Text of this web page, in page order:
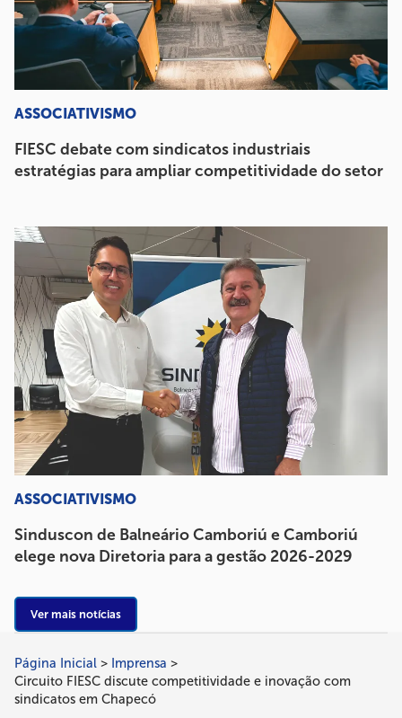
ASSOCIATIVISMO
FIESC debate com sindicatos industriais
estratégias para ampliar competitividade do setor
ASSOCIATIVISMO
Sinduscon de Balneário Camboriú e Camboriú
elege nova Diretoria para a gestão 2026-2029
Ver mais notícias
Trilha
de
Página Inicial
Imprensa
Circuito FIESC discute competitividade e inovação com
sindicatos em Chapecó